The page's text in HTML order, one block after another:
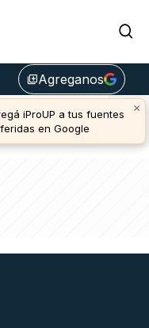
library_addAgreganos
(0,77%)
64.914,00